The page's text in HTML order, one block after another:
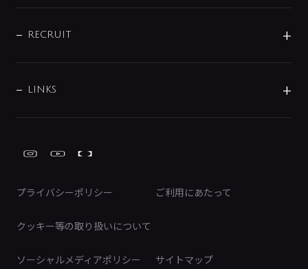
プライバシーポリシー ご利用にあたって
クッキー等の取り扱いについて
ソーシャルメディアポリシー サイトマップ
バス・空調周辺用品
トイレ周辺用品
事業所案内
データダウンロード
みらいエコ住宅2026事業
IRニュース
IRライブラリ
電子公告
RECRUIT
募集要項
LINKS